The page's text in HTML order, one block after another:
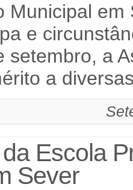
Municipal em
e
setembro, a
a
Escola
Sever